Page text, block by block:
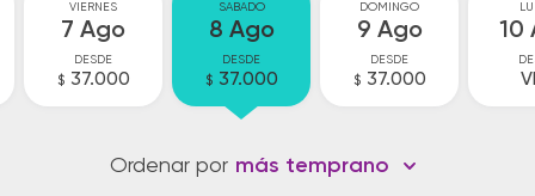
VIERNES
7 Ago
DESDE
$ 37.000
SABADO
8 Ago
DESDE
$ 37.000
DOMINGO
9 Ago
DESDE
$ 37.000
10
Ordenar por más temprano